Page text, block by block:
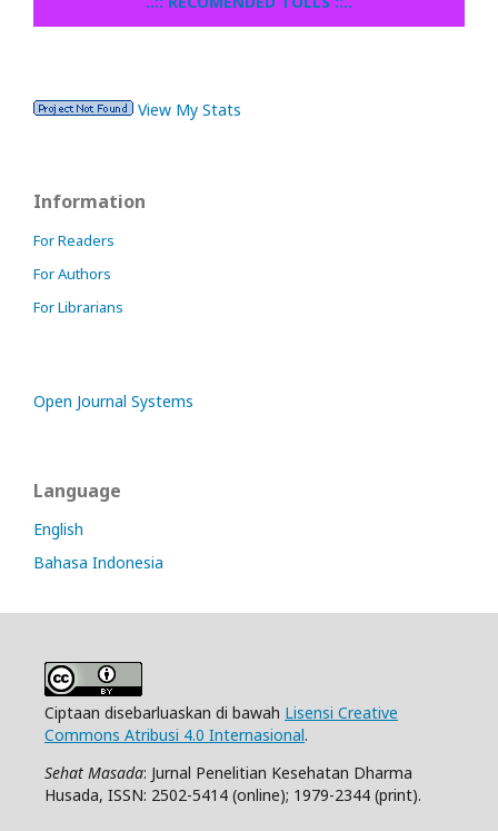
View My Stats
Information
For Readers
For Authors
For Librarians
Open Journal Systems
Language
English
Bahasa Indonesia
Ciptaan disebarluaskan di bawah Lisensi Creative
Commons Atribusi 4.0 Internasional.
Sehat Masada: Jurnal Penelitian Kesehatan Dharma
Husada, ISSN: 2502-5414 (online); 1979-2344 (print).